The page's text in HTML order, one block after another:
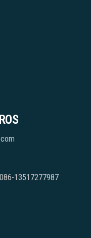
13517277987